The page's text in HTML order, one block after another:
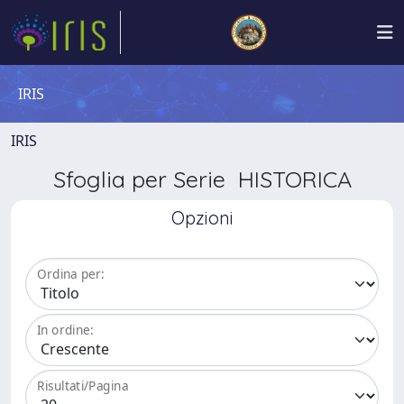
IRIS
IRIS
Sfoglia per Serie HISTORICA
Opzioni
Ordina per:
In ordine:
Risultati/Pagina